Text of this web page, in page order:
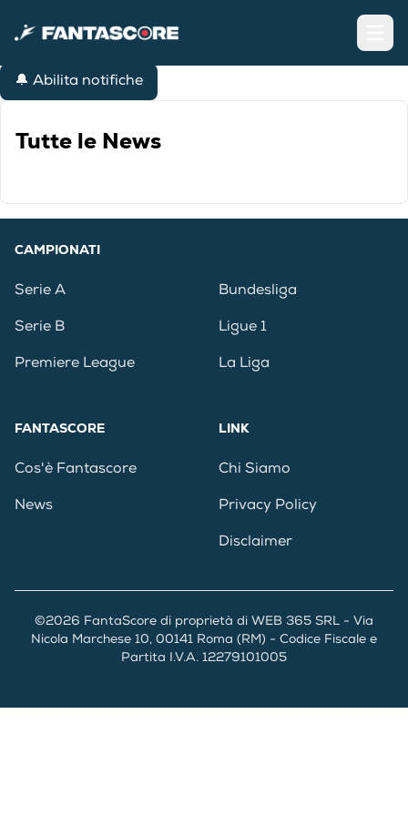
🔔 Abilita notifiche
Tutte le News
CAMPIONATI
Serie A
Serie B
Premiere League
Bundesliga
Ligue 1
La Liga
FANTASCORE
Cos'è Fantascore
News
LINK
Chi Siamo
Privacy Policy
Disclaimer
©2026 FantaScore di proprietà di WEB 365 SRL - Via
Nicola Marchese 10, 00141 Roma (RM) - Codice Fiscale e
Partita I.V.A. 12279101005